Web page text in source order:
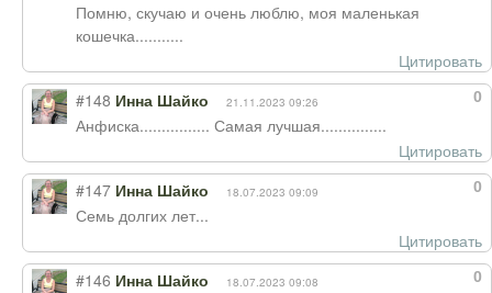
Помню, скучаю и очень люблю, моя маленькая
кошечка...........
Цитировать
0
#148 Инна Шайко 21.11.2023 09:26
Анфиска................ Самая лучшая...............
Цитировать
0
#147 Инна Шайко 18.07.2023 09:09
Семь долгих лет...
Цитировать
0
#146 Инна Шайко 18.07.2023 09:08